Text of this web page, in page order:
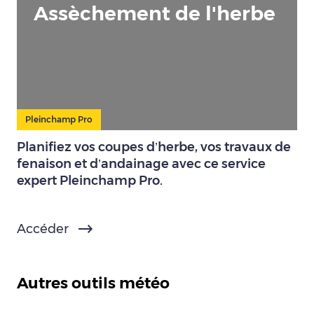
Assèchement de l'herbe
Pleinchamp Pro
Planifiez vos coupes d’herbe, vos travaux de
fenaison et d’andainage avec ce service
expert Pleinchamp Pro.
Accéder
Autres outils météo